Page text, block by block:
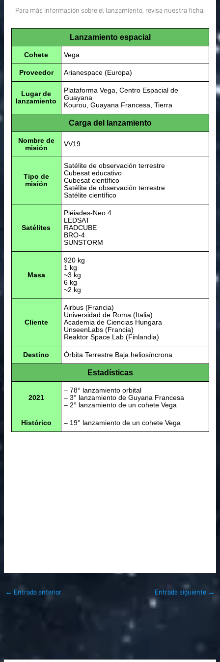
Para más información sobre el lanzamiento, revisa nuestra ficha:
Lanzamiento espacial
Cohete Vega
Proveedor Arianespace (Europa)
Lugar de
lanzamiento
Plataforma Vega, Centro Espacial de
Guayana
Kourou, Guayana Francesa, Tierra
Carga del lanzamiento
Nombre de
misión
VV19
Tipo de
misión
Satélite de observación terrestre
Cubesat educativo
Cubesat científico
Satélite de observación terrestre
Satélite científico
Satélites
Pléiades-Neo 4
LEDSAT
RADCUBE
BRO-4
SUNSTORM
Masa
920 kg
1 kg
~3 kg
6 kg
~2 kg
Cliente
Airbus (Francia)
Universidad de Roma (Italia)
Academia de Ciencias Hungara
UnseenLabs (Francia)
Reaktor Space Lab (Finlandia)
Destino Órbita Terrestre Baja heliosíncrona
Estadísticas
2021
– 78° lanzamiento orbital
– 3° lanzamiento de Guyana Francesa
– 2° lanzamiento de un cohete Vega
Histórico – 19° lanzamiento de un cohete Vega
← Entrada anterior Entrada siguiente →